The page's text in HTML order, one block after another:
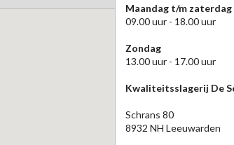
Maandag t/m zaterdag
09.00 uur - 18.00 uur
Zondag
13.00 uur - 17.00 uur
Kwaliteitsslagerij De
Schrans 80
8932 NH Leeuwarden